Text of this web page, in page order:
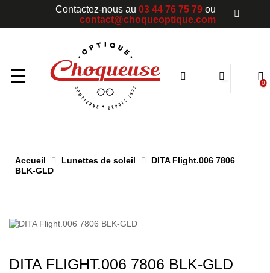
Contactez-nous au03 44 76 75 79 ou
contact@choqueoptique.com
Basculer
navigation
☰ 0
Accueil Lunettes de soleil
DITA Flight.006 7806
BLK-GLD
DITA FLIGHT.006 7806 BLK-GLD